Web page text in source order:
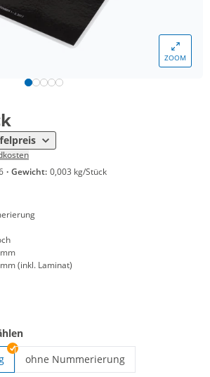
ZOOM
1,27 €
1,19 €
0,77 €
· Gewicht: 0,003 kg/Stück
(inkl. Laminat)
ohne Nummerierung